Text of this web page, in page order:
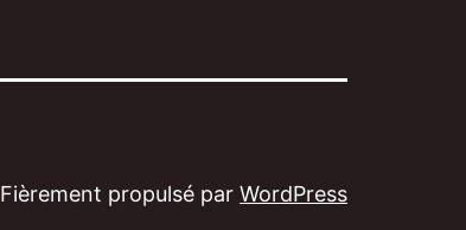
Fièrement propulsé par WordPress